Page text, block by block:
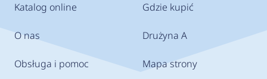
Katalog online
O nas
Obsługa i pomoc
Gdzie kupić
Drużyna A
Mapa strony